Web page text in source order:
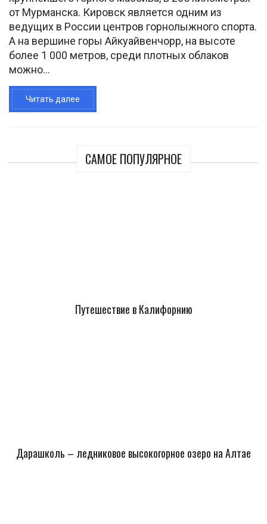
от Мурманска. Кировск является одним из
ведущих в России центров горнолыжного спорта.
А на вершине горы Айкуайвенчорр, на высоте
более 1 000 метров, среди плотных облаков
можно...
Читать далее
САМОЕ ПОПУЛЯРНОЕ
Путешествие в Калифорнию
Дарашколь – ледниковое высокогорное озеро на Алтае